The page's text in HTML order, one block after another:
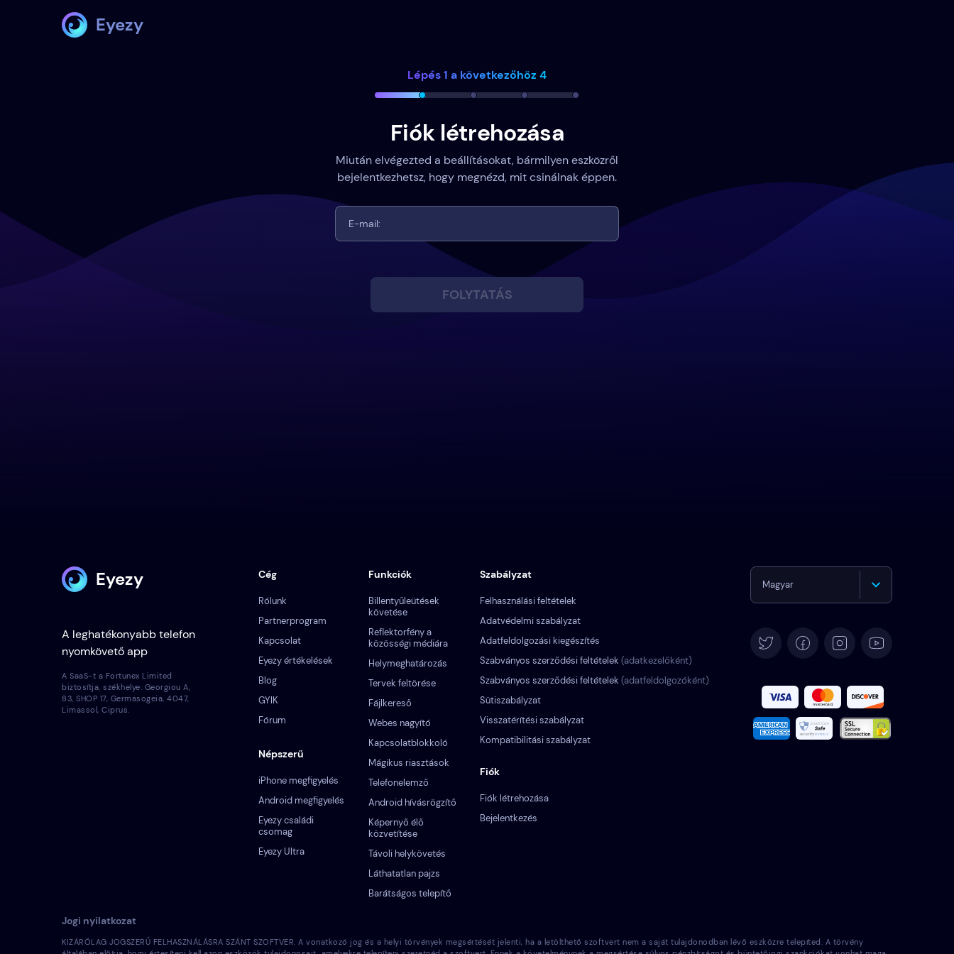
Eyezy
Lépés 1 a következőhöz 4
Fiók létrehozása
Miután elvégezted a beállításokat, bármilyen eszközről
bejelentkezhetsz, hogy megnézd, mit csinálnak éppen.
FOLYTATÁS
Eyezy
A leghatékonyabb telefon
nyomkövető app
Cég
Rólunk
Partnerprogram
Kapcsolat
Eyezy értékelések
Blog
GYIK
Fórum
Népszerű
iPhone megfigyelés
Android megfigyelés
Eyezy családi
csomag
Eyezy Ultra
Fiók
Fiók létrehozása
Bejelentkezés
Szabályzat
Felhasználási feltételek
Adatvédelmi szabályzat
Adatfeldolgozási kiegészítés
Szabványos szerződési feltételek (adatkezelőként)
Szabványos szerződési feltételek (adatfeldolgozóként)
Sütiszabályzat
Visszatérítési szabályzat
Kompatibilitási szabályzat
Funkciók
Billentyűleütések
követése
Reflektorfény a
közösségi médiára
Helymeghatározás
Tervek feltörése
Fájlkereső
Webes nagyító
Kapcsolatblokkoló
Mágikus riasztások
Telefonelemző
Android hívásrögzítő
Képernyő élő
közvetítése
Távoli helykövetés
Láthatatlan pajzs
Barátságos telepítő
Magyar
Español
Français
Nederlands
A SaaS-t a Fortunex Limited
biztosítja, székhelye: Georgiou A,
83, SHOP 17, Germasogeia, 4047,
Limassol, Ciprus.
Jogi nyilatkozat
KIZÁRÓLAG JOGSZERŰ FELHASZNÁLÁSRA SZÁNT SZOFTVER. A vonatkozó jog és a helyi törvények megsértését jelenti, ha a letölthető szoftvert nem a saját tulajdonodban lévő eszközre telepíted. A törvény